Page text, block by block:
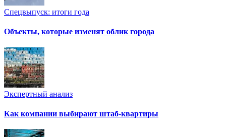
Спецвыпуск: итоги года
Объекты, которые изменят облик города
Экспертный анализ
Как компании выбирают штаб-квартиры